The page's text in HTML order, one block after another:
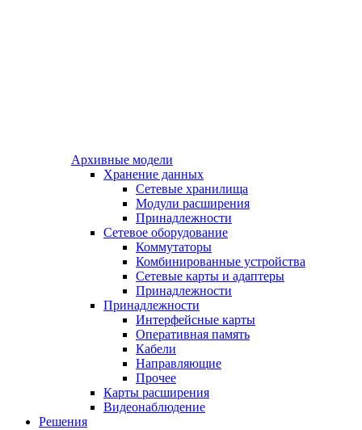
Архивные модели
Хранение данных
Сетевые хранилища
Модули расширения
Принадлежности
Сетевое оборудование
Коммутаторы
Комбинированные устройства
Сетевые карты и адаптеры
Принадлежности
Принадлежности
Интерфейсные карты
Оперативная память
Кабели
Направляющие
Прочее
Карты расширения
Видеонаблюдение
Решения